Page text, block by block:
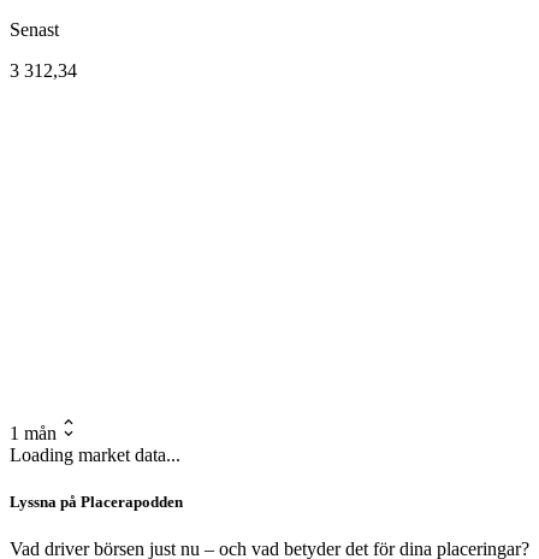
Senast
3 312,34
1 mån
Loading market data...
Lyssna på Placerapodden
Vad driver börsen just nu – och vad betyder det för dina placeringar?